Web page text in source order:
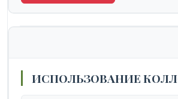
ИСПОЛЬЗОВАНИЕ